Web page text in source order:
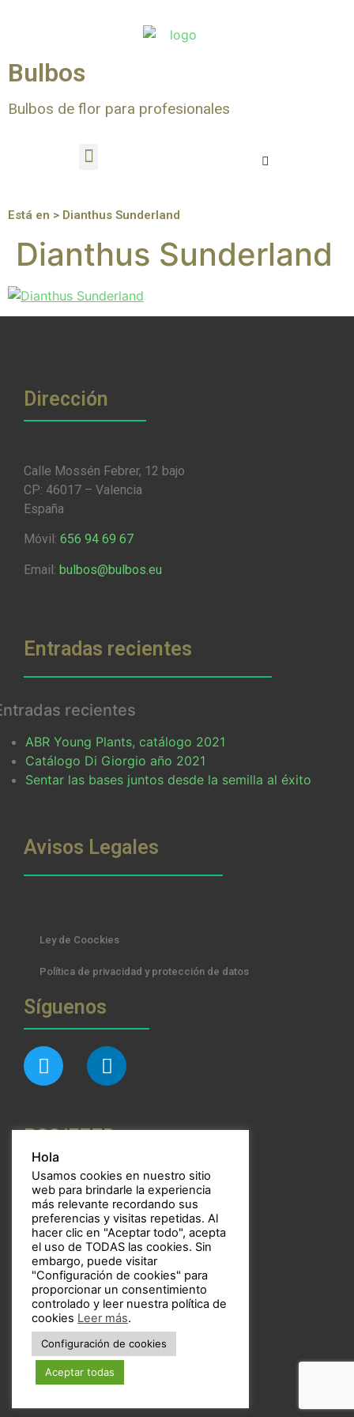
Bulbos
Bulbos de flor para profesionales
Está en > Dianthus Sunderland
Dianthus Sunderland
Dirección
Calle Mossén Febrer, 12 bajo
CP: 46017 – Valencia
España
Móvil: 656 94 69 67
Email: bulbos@bulbos.eu
Entradas recientes
recientes
ABR Young Plants, catálogo 2021
Catálogo Di Giorgio año 2021
Sentar las bases juntos desde la semilla al éxito
Avisos Legales
Ley de Coockies
Política de privacidad y protección de datos
Síguenos
RSS/FEED
Bulbos
Copyright © 2021 Bulbos
Hola
Usamos cookies en nuestro sitio
web para brindarle la experiencia
más relevante recordando sus
preferencias y visitas repetidas. Al
hacer clic en "Aceptar todo", acepta
el uso de TODAS las cookies. Sin
embargo, puede visitar
"Configuración de cookies" para
proporcionar un consentimiento
controlado y leer nuestra política de
cookies Leer más.
Configuración de cookies
Aceptar todas